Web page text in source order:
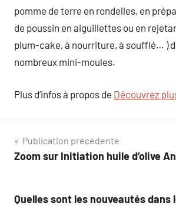
pomme de terre en rondelles, en
de poussin en aiguillettes ou en
plum-cake, à nourriture, à soufflé… )
nombreux mini-moules.
Plus d’infos à propos de Découvrez
Navigation
de
Publication précédente
Zoom sur Initiation huile d’olive
Quelles sont les nouveautés dans